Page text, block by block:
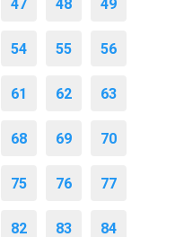
47 48 49
54 55 56
61 62 63
68 69 70
75 76 77
82 83 84